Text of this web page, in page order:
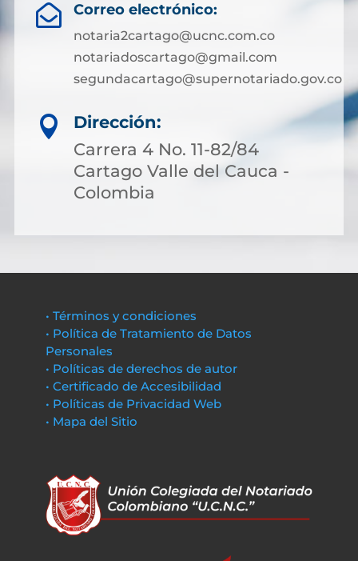
 Correo electrónico:
notaria2cartago@ucnc.com.co
notariadoscartago@gmail.com
segundacartago@supernotariado.gov.co

Dirección:
Carrera 4 No. 11-82/84
Cartago Valle del Cauca -
Colombia
• Términos y condiciones
• Política de Tratamiento de Datos
Personales
• Políticas de derechos de autor
• Certificado de Accesibilidad
• Políticas de Privacidad Web
• Mapa del Sitio